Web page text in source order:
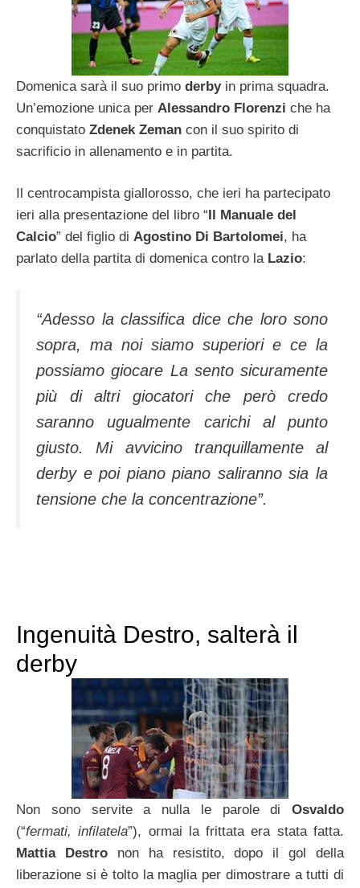
Domenica sarà il suo primo derbyin prima squadra.
Un’emozione unica per Alessandro Florenzi che ha
conquistato Zdenek Zeman con il suo spirito di
sacrificio in allenamento e in partita.
Il centrocampista giallorosso, che ieri ha partecipato
ieri alla presentazione del libro “ Il Manuale del
Calcio” del figlio di Agostino Di Bartolomei, ha
parlato della partita di domenica contro la Lazio:
“Adesso la classifica dice che loro sono
sopra, ma noi siamo superiori e ce la
possiamo giocare La sento sicuramente
più di altri giocatori che però credo
saranno ugualmente carichi al punto
giusto. Mi avvicino tranquillamente al
derby e poi piano piano saliranno sia la
tensione che la concentrazione”.
Ingenuità Destro, salterà il
derby
Non sono servite a nulla le parole di Osvaldo
(“fermati, infilatela”), ormai la frittata era stata fatta.
Mattia Destronon ha resistito, dopo il gol della
liberazione si è tolto la maglia per dimostrare a tutti di